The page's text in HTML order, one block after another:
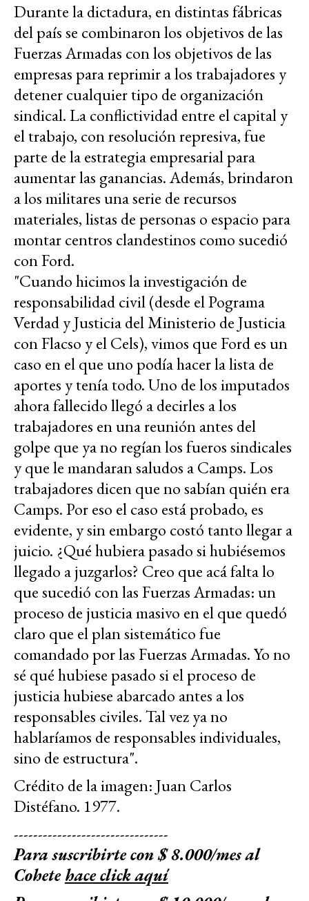
Durante la dictadura, en distintas fábricas
del país se combinaron los objetivos de las
Fuerzas Armadas con los objetivos de las
empresas para reprimir a los trabajadores y
detener cualquier tipo de organización
sindical. La conflictividad entre el capital y
el trabajo, con resolución represiva, fue
parte de la estrategia empresarial para
aumentar las ganancias. Además, brindaron
a los militares una serie de recursos
materiales, listas de personas o espacio para
montar centros clandestinos como sucedió
con Ford.
"Cuando hicimos la investigación de
responsabilidad civil (desde el Pograma
Verdad y Justicia del Ministerio de Justicia
con Flacso y el Cels), vimos que Ford es un
caso en el que uno podía hacer la lista de
aportes y tenía todo. Uno de los imputados
ahora fallecido llegó a decirles a los
trabajadores en una reunión antes del
golpe que ya no regían los fueros sindicales
y que le mandaran saludos a Camps. Los
trabajadores dicen que no sabían quién era
Camps. Por eso el caso está probado, es
evidente, y sin embargo costó tanto llegar a
juicio. ¿Qué hubiera pasado si hubiésemos
llegado a juzgarlos? Creo que acá falta lo
que sucedió con las Fuerzas Armadas: un
proceso de justicia masivo en el que quedó
claro que el plan sistemático fue
comandado por las Fuerzas Armadas. Yo no
sé qué hubiese pasado si el proceso de
justicia hubiese abarcado antes a los
responsables civiles. Tal vez ya no
hablaríamos de responsables individuales,
sino de estructura".
Crédito de la imagen: Juan Carlos
Distéfano. 1977.
--------------------------------
Para suscribirte con $ 8.000/mes al
Cohetehace click aquí